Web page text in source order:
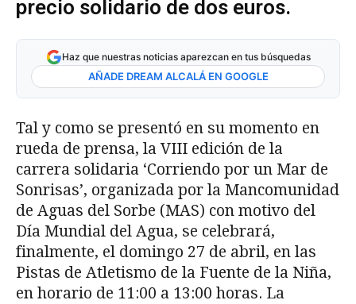
precio solidario de dos euros.
Haz que nuestras noticias aparezcan en tus búsquedas
AÑADE DREAM ALCALÁ EN GOOGLE
Tal y como se presentó en su momento en
rueda de prensa, la VIII edición de la
carrera solidaria ‘Corriendo por un Mar de
Sonrisas’, organizada por la Mancomunidad
de Aguas del Sorbe (MAS) con motivo del
Día Mundial del Agua, se celebrará,
finalmente, el domingo 27 de abril, en las
Pistas de Atletismo de la Fuente de la Niña,
en horario de 11:00 a 13:00 horas. La